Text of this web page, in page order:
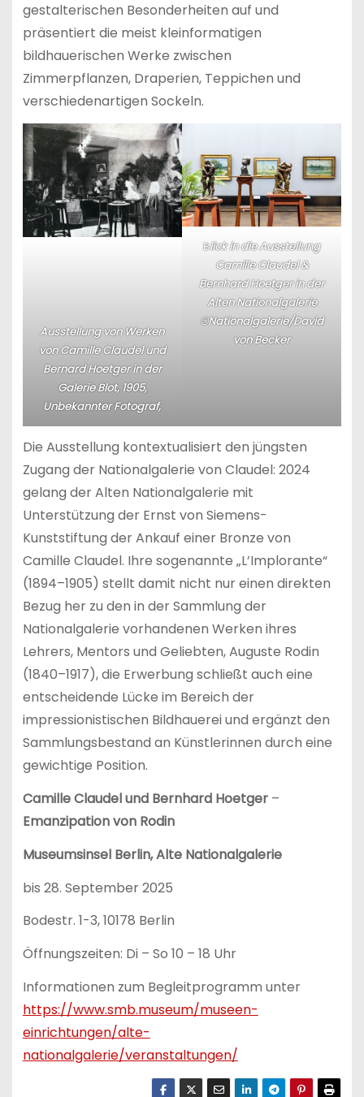
gestalterischen Besonderheiten auf und
präsentiert die meist kleinformatigen
bildhauerischen Werke zwischen
Zimmerpflanzen, Draperien, Teppichen und
verschiedenartigen Sockeln.
Ausstellung von Werken
von Camille Claudel und
Bernard Hoetger in der
Galerie Blot, 1905,
Unbekannter Fotograf,
Blick in die Ausstellung
Camille Claudel &
Bernhard Hoetger in der
Alten Nationalgalerie
©Nationalgalerie/David
von Becker
Die Ausstellung kontextualisiert den jüngsten
Zugang der Nationalgalerie von Claudel: 2024
gelang der Alten Nationalgalerie mit
Unterstützung der Ernst von Siemens-
Kunststiftung der Ankauf einer Bronze von
Camille Claudel. Ihre sogenannte „L’Implorante“
(1894–1905) stellt damit nicht nur einen direkten
Bezug her zu den in der Sammlung der
Nationalgalerie vorhandenen Werken ihres
Lehrers, Mentors und Geliebten, Auguste Rodin
(1840–1917), die Erwerbung schließt auch eine
entscheidende Lücke im Bereich der
impressionistischen Bildhauerei und ergänzt den
Sammlungsbestand an Künstlerinnen durch eine
gewichtige Position.
Camille Claudel und Bernhard Hoetger–
Emanzipation von Rodin
Museumsinsel Berlin, Alte Nationalgalerie
bis 28. September 2025
Bodestr. 1-3, 10178 Berlin
Öffnungszeiten: Di – So 10 – 18 Uhr
Informationen zum Begleitprogramm unter
https://www.smb.museum/museen-
einrichtungen/alte-
nationalgalerie/veranstaltungen/